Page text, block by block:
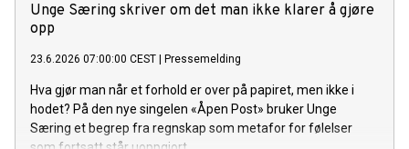
Unge Særing skriver om det man ikke klarer å gjøre
opp
23.6.2026 07:00:00 CEST Pressemelding
Hva gjør man når et forhold er over på papiret, men ikke i
hodet? På den nye singelen «Åpen Post» bruker Unge
Særing et begrep fra regnskap som metafor for følelser